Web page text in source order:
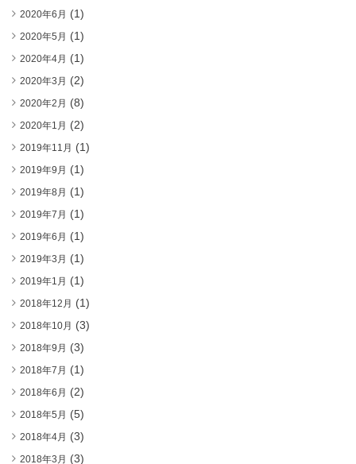
2020年6月 (1)
2020年5月 (1)
2020年4月 (1)
2020年3月 (2)
2020年2月 (8)
2020年1月 (2)
2019年11月 (1)
2019年9月 (1)
2019年8月 (1)
2019年7月 (1)
2019年6月 (1)
2019年3月 (1)
2019年1月 (1)
2018年12月 (1)
2018年10月 (3)
2018年9月 (3)
2018年7月 (1)
2018年6月 (2)
2018年5月 (5)
2018年4月 (3)
2018年3月 (3)